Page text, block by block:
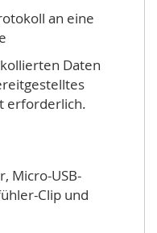
an eine
Daten
erforderlich.
Micro-USB-
Clip und